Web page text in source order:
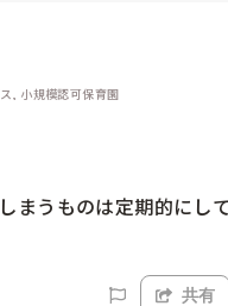
, 小規模認可保育園
うものは定期的にして
共有